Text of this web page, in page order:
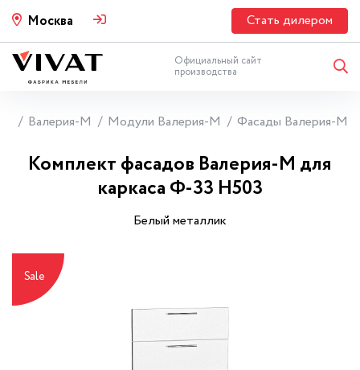
Москва Стать дилером
Официальный сайт
производства
Валерия-М Модули Валерия-М Фасады Валерия-М
Комплект фасадов Валерия-М для
каркаса Ф-33 Н503
Белый металлик
Sale